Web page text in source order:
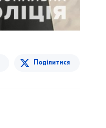
Поділитися